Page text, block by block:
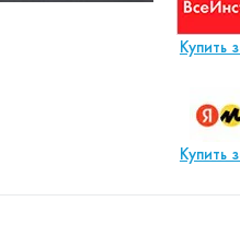
Купить
Купить